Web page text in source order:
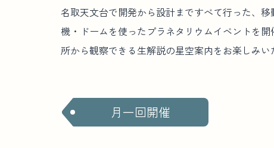
名取天文台で開発から設計まですべて行った、
機・ドームを使ったプラネタリウムイベントを
所から観察できる生解説の星空案内をお楽しみい
月一回開催